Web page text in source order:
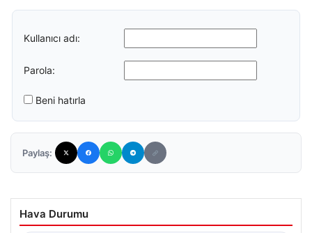
Kullanıcı adı:
Parola:
Beni hatırla
Paylaş:
Hava Durumu